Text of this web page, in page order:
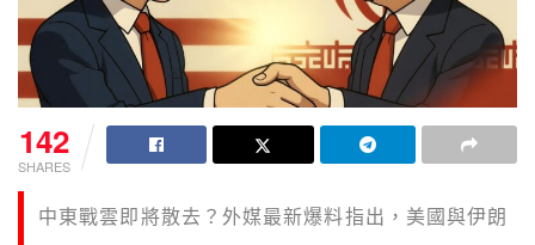
142
SHARES
中東戰雲即將散去？外媒最新爆料指出，美國與伊朗